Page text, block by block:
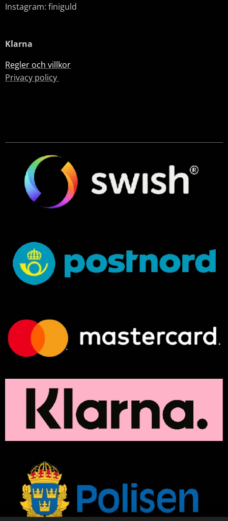
Instagram: finiguld
Klarna
Regler och villkor
Privacy policy